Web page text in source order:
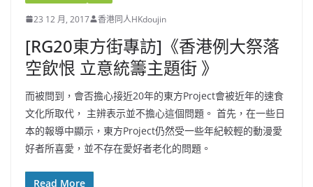
23 12 月, 2017 香港同人HKdoujin
[RG20東方街專訪]《香港例大祭落
空飲恨 立意統籌主題街 》
而被問到，會否擔心接近20年的東方Project會被近年的速食
文化所取代， 主辨表示並不擔心這個問題。 首先，在一些日
本的報導中顯示，東方Project仍然受一些年紀較輕的動漫愛
好者所喜愛，並不存在愛好者老化的問題。
Read More